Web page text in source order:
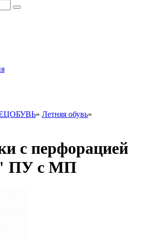
» Летняя обувь»
с перфорацией
ПУ с МП